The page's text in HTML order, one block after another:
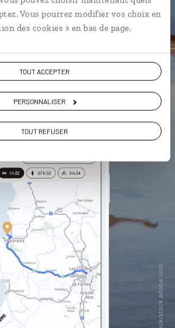
Vous pourrez modifier vos choix en
des cookies » en bas de page.
TOUT ACCEPTER
PERSONNALISER
TOUT REFUSER
souvenirs à composer
DÉCOUVRIR LUCIOLE